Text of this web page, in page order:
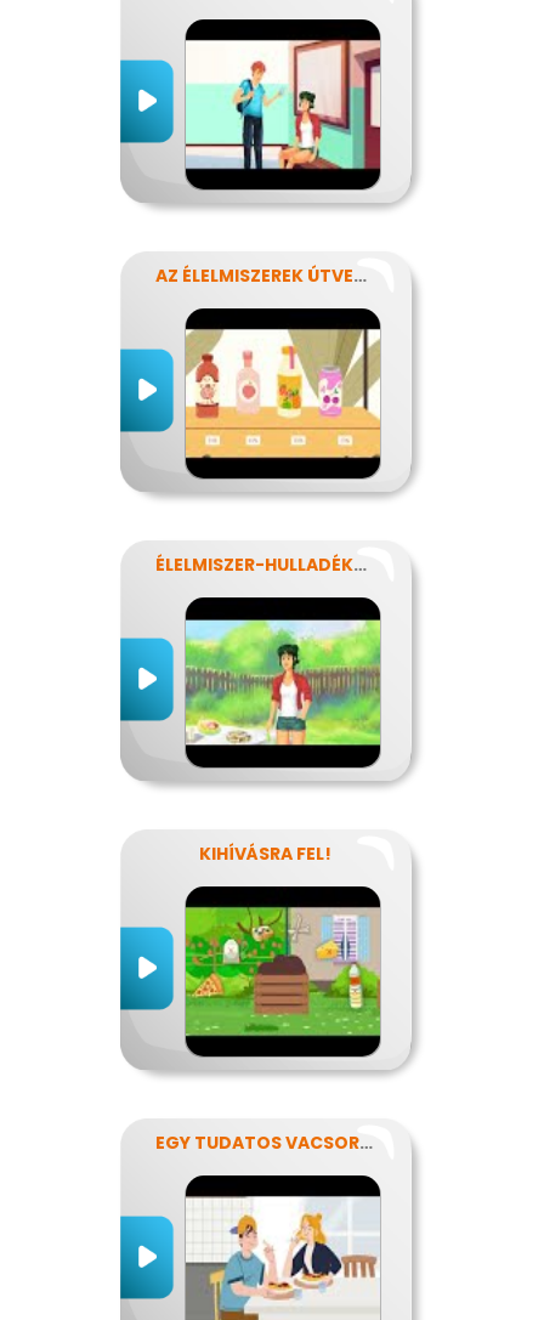
AZ ÉLELMISZEREK ÚTVESZTŐJÉBEN
ÉLELMISZER-HULLADÉKOK
KIHÍVÁSRA FEL!
EGY TUDATOS VACSORA RECEPTJE